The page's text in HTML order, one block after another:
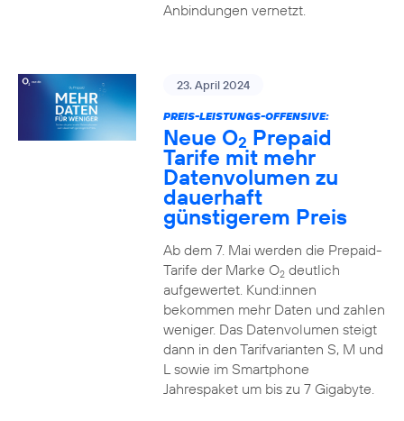
Anbindungen vernetzt.
23. April 2024
PREIS-LEISTUNGS-OFFENSIVE:
Neue O2 Prepaid
Tarife mit mehr
Datenvolumen zu
dauerhaft
günstigerem Preis
Ab dem 7. Mai werden die Prepaid-
Tarife der Marke O2deutlich
aufgewertet. Kund:innen
bekommen mehr Daten und zahlen
weniger. Das Datenvolumen steigt
dann in den Tarifvarianten S, M und
L sowie im Smartphone
Jahrespaket um bis zu 7 Gigabyte.